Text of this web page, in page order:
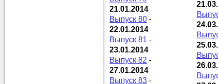
21.01.2014
Выпуск 80 -
22.01.2014
Выпуск 81 -
23.01.2014
Выпуск 82 -
27.01.2014
Выпуск 83 -